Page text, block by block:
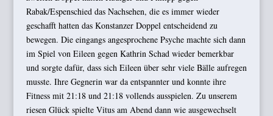
Rabak/Espenschied das Nachsehen, die es immer wieder
geschafft hatten das Konstanzer Doppel entscheidend zu
bewegen. Die eingangs angesprochene Psyche machte sich dann
im Spiel von Eileen gegen Kathrin Schad wieder bemerkbar
und sorgte dafür, dass sich Eileen über sehr viele Bälle aufregen
musste. Ihre Gegnerin war da entspannter und konnte ihre
Fitness mit 21:18 und 21:18 vollends ausspielen. Zu unserem
riesen Glück spielte Vitus am Abend dann wie ausgewechselt